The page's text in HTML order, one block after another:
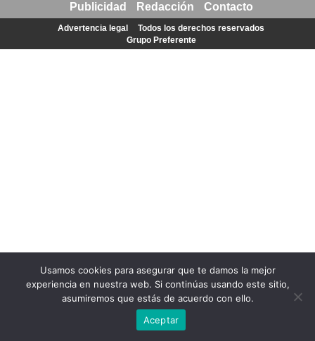
Usamos cookies para asegurar que te damos la mejor
experiencia en nuestra web. Si continúas usando este sitio,
asumiremos que estás de acuerdo con ello.
Aceptar
Publicidad Redacción Contacto
Advertencia legal
Todos los derechos reservados
Grupo Preferente